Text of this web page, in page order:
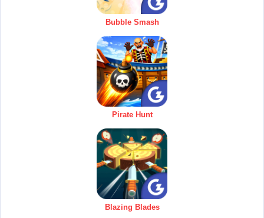
Bubble Smash
Pirate Hunt
Blazing Blades